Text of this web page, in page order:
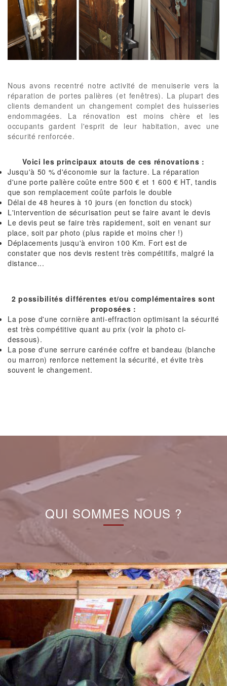
Nous avons recentré notre activité de menuiserie vers la
réparation de portes palières (et fenêtres). La plupart des
clients demandent un changement complet des huisseries
endommagées. La rénovation est moins chère et les
occupants gardent l'esprit de leur habitation, avec une
sécurité renforcée.
Voici les principaux atouts de ces rénovations :
Jusqu'à 50 % d'économie sur la facture. La réparation
d'une porte palière coûte entre 500 € et 1 600 € HT, tandis
que son remplacement coûte parfois le double
Délai de 48 heures à 10 jours (en fonction du stock)
L'intervention de sécurisation peut se faire avant le devis
Le devis peut se faire très rapidement, soit en venant sur
place, soit par photo (plus rapide et moins cher !)
Déplacements jusqu'à environ 100 Km. Fort est de
constater que nos devis restent très compétitifs, malgré la
distance...
2 possibilités différentes et/ou complémentaires sont
proposées :
La pose d'une cornière anti-effraction optimisant la sécurité
est très compétitive quant au prix (voir la photo ci-
dessous).
La pose d'une serrure carénée coffre et bandeau (blanche
ou marron) renforce nettement la sécurité, et évite très
souvent le changement.
QUI SOMMES NOUS ?